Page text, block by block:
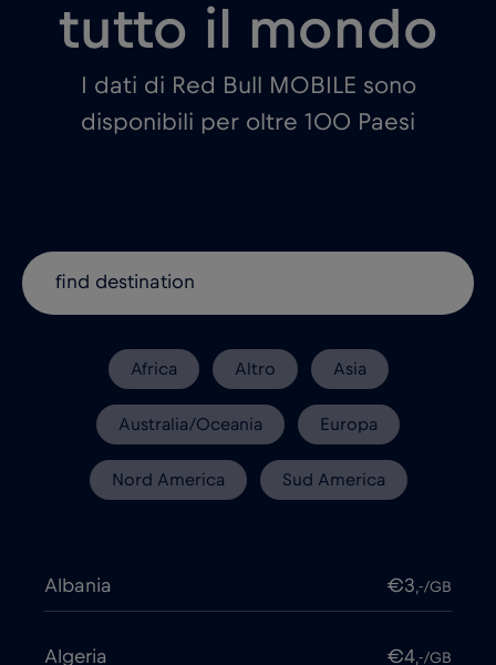
tutto il mondo
I dati di Red Bull MOBILE sono
disponibili per oltre 100 Paesi
Africa Altro Asia
Australia/Oceania Europa
Nord America Sud America
Albania €3,-/GB
Algeria €4,-/GB